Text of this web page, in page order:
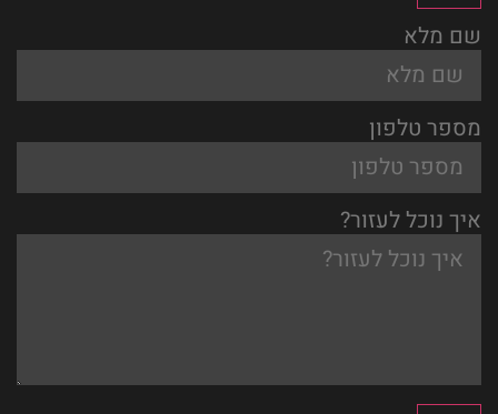
שם מלא
מספר טלפון
איך נוכל לעזור?